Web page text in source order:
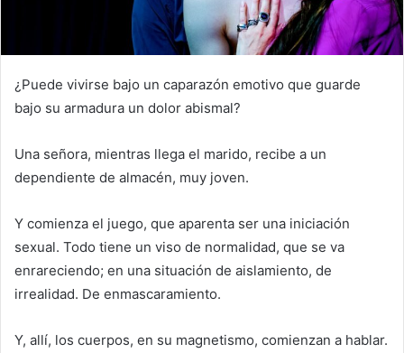
¿Puede vivirse bajo un caparazón emotivo que guarde
bajo su armadura un dolor abismal?
Una señora, mientras llega el marido, recibe a un
dependiente de almacén, muy joven.
Y comienza el juego, que aparenta ser una iniciación
sexual. Todo tiene un viso de normalidad, que se va
enrareciendo; en una situación de aislamiento, de
irrealidad. De enmascaramiento.
Y, allí, los cuerpos, en su magnetismo, comienzan a hablar.